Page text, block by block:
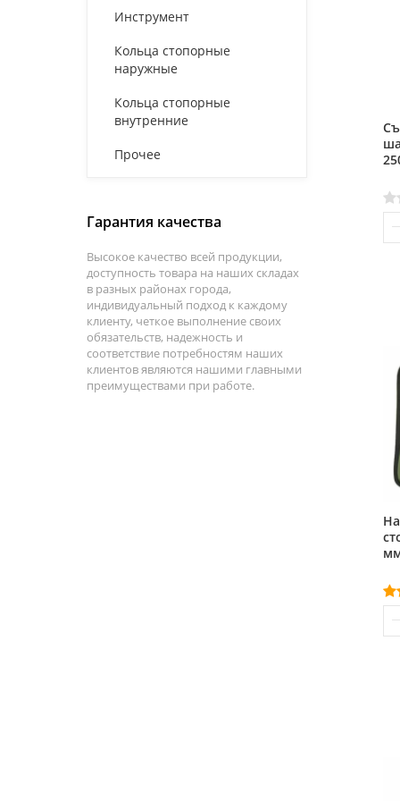
Инструмент
Кольца стопорные
наружные
Кольца стопорные
внутренние
Прочее
Гарантия качества
Высокое качество всей продукции,
доступность товара на наших складах
в разных районах города,
индивидуальный подход к каждому
клиенту, четкое выполнение своих
обязательств, надежность и
соответствие потребностям наших
клиентов являются нашими главными
преимуществами при работе.